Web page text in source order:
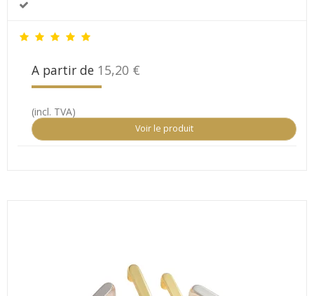
A partir de 15,20 €
(incl. TVA)
Voir le produit